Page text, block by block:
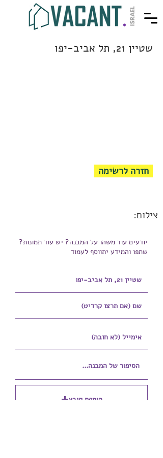
שטיין 21, תל אביב-יפו
חזרה לרשימה
צילום:
יודעים עוד משהו על המבנה? יש עוד תמונות?
שתפו והמידע יתווסף לעמוד
הוספת קובץ